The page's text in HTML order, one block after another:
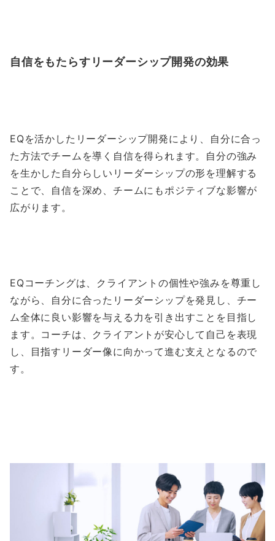
自信をもたらすリーダーシップ開発の効果
EQを活かしたリーダーシップ開発により、自分に合っ
た方法でチームを導く自信を得られます。自分の強み
を生かした自分らしいリーダーシップの形を理解する
ことで、自信を深め、チームにもポジティブな影響が
広がります。
EQコーチングは、クライアントの個性や強みを尊重し
ながら、自分に合ったリーダーシップを発見し、チー
ム全体に良い影響を与える力を引き出すことを目指し
ます。コーチは、クライアントが安心して自己を表現
し、目指すリーダー像に向かって進む支えとなるので
す。